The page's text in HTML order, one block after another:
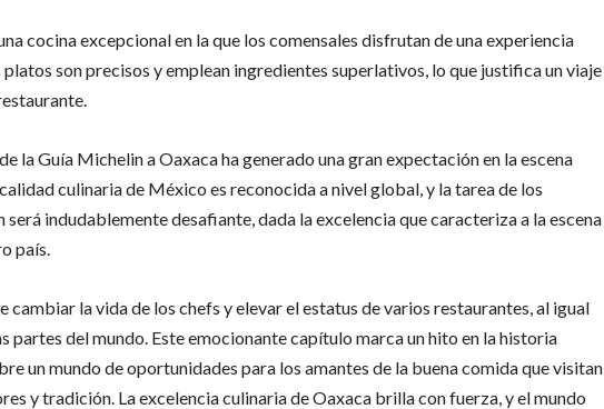
cocina excepcional en la que los comensales disfrutan de una experiencia
son precisos y emplean ingredientes superlativos, lo que justifica un viaje
la Guía Michelin a Oaxaca ha generado una gran expectación en la escena
culinaria de México es reconocida a nivel global, y la tarea de los
indudablemente desafiante, dada la excelencia que caracteriza a la escena
país.
cambiar la vida de los chefs y elevar el estatus de varios restaurantes, al igual
partes del mundo. Este emocionante capítulo marca un hito en la historia
un mundo de oportunidades para los amantes de la buena comida que visitan
y tradición. La excelencia culinaria de Oaxaca brilla con fuerza, y el mundo